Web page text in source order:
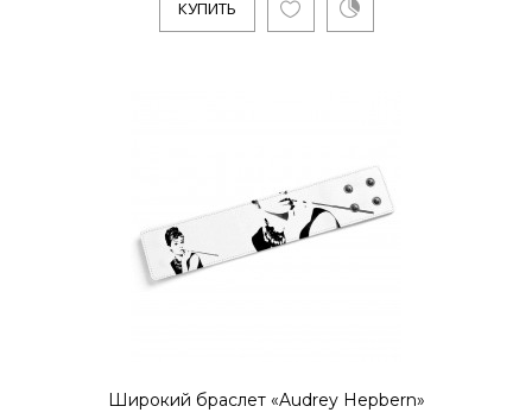
КУПИТЬ
Широкий браслет «Audrey Hepbern»